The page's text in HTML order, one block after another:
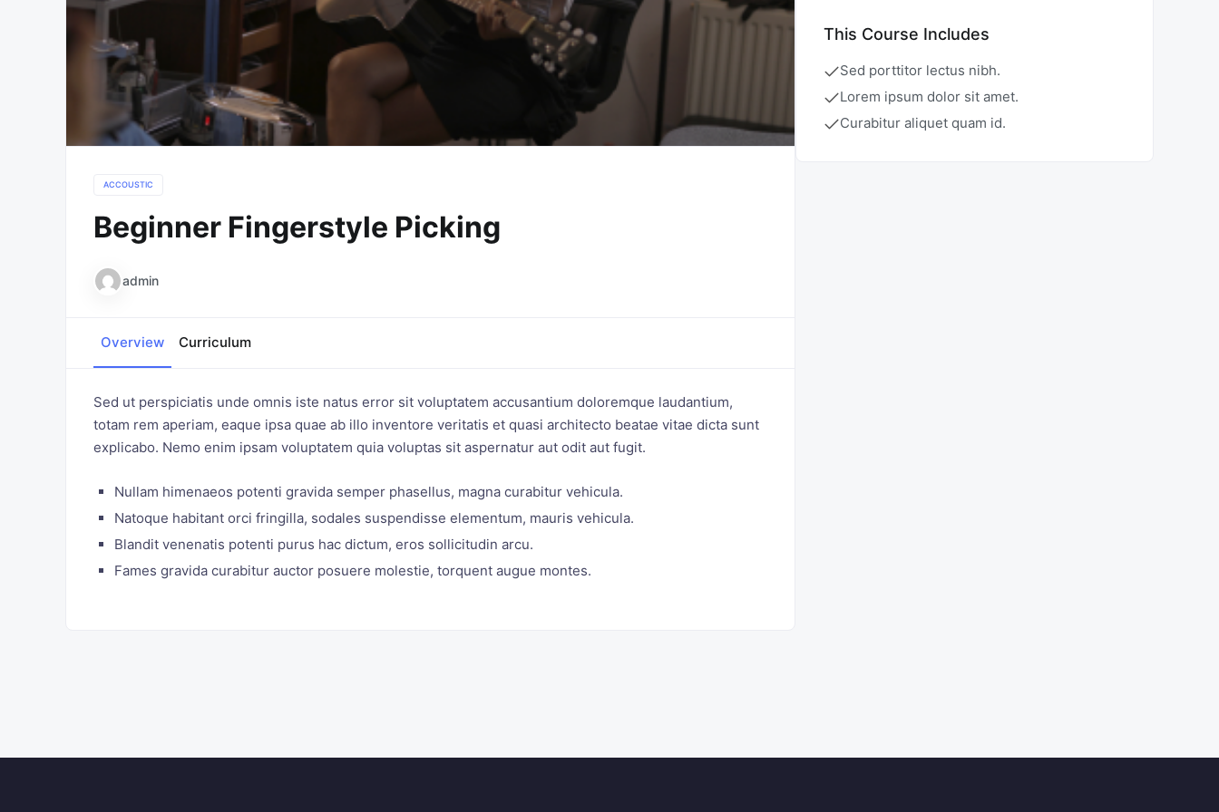
ACCOUSTIC
Beginner Fingerstyle Picking
admin
Overview Curriculum
Sed ut perspiciatis unde omnis iste natus error sit voluptatem accusantium doloremque laudantium,
totam rem aperiam, eaque ipsa quae ab illo inventore veritatis et quasi architecto beatae vitae dicta sunt
explicabo. Nemo enim ipsam voluptatem quia voluptas sit aspernatur aut odit aut fugit.
Nullam himenaeos potenti gravida semper phasellus, magna curabitur vehicula.
Natoque habitant orci fringilla, sodales suspendisse elementum, mauris vehicula.
Blandit venenatis potenti purus hac dictum, eros sollicitudin arcu.
Fames gravida curabitur auctor posuere molestie, torquent augue montes.
This Course Includes
Sed porttitor lectus nibh.
Lorem ipsum dolor sit amet.
Curabitur aliquet quam id.